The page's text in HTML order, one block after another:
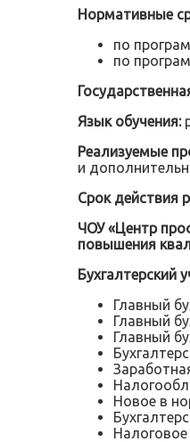
Нормативные
по
по
Язык обучения:
Реализуемые
и
Срок действия
ЧОУ «Центр
повышения
Бухгалтерский
Главный
Главный
Главный
Новое в
Налоговое